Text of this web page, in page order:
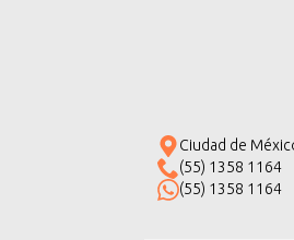
Ciudad de
(55) 1358 1164
(55) 1358 1164